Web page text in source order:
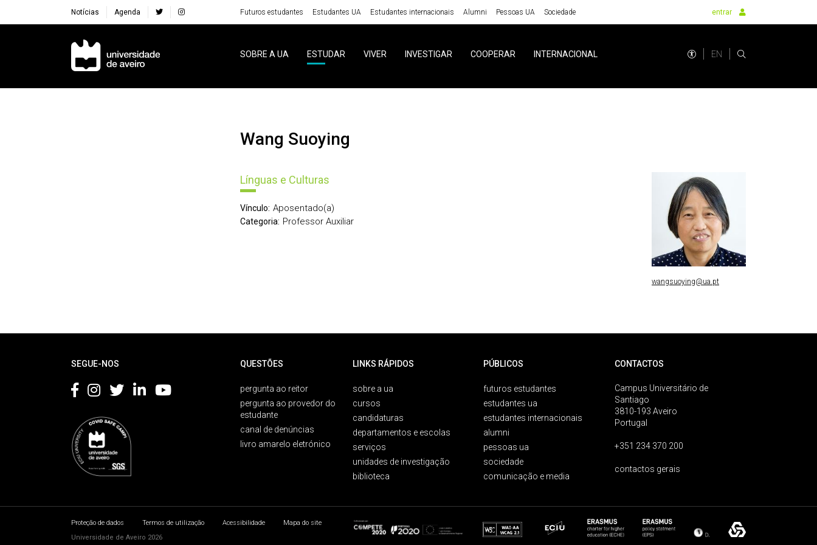
Notícias Agenda Futuros estudantes Estudantes UA Estudantes internacionais Alumni Pessoas UA Sociedade entrar
Navegação Principal
SOBRE A UA ESTUDAR VIVER INVESTIGAR COOPERAR INTERNACIONAL EN
Wang Suoying
Línguas e Culturas
Vínculo: Aposentado(a)
Categoria: Professor Auxiliar
wangsuoying@ua.pt
SEGUE-NOS QUESTÕES
pergunta ao reitor
pergunta ao provedor do
estudante
canal de denúncias
livro amarelo eletrónico
LINKS RÁPIDOS
sobre a ua
cursos
candidaturas
departamentos e escolas
serviços
unidades de investigação
biblioteca
PÚBLICOS
futuros estudantes
estudantes ua
estudantes internacionais
alumni
pessoas ua
sociedade
comunicação e media
CONTACTOS
Campus Universitário de
Santiago
3810-193 Aveiro
Portugal
+351 234 370 200
contactos gerais
Proteção de dados Termos de utilização Acessibilidade
Mapa do site
Universidade de Aveiro 2026